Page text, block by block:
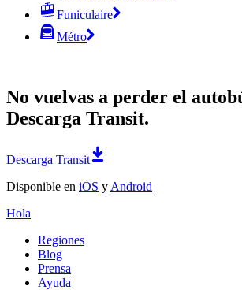
Funiculaire
Métro
No vuelvas a perder el
Descarga Transit.
Descarga Transit
Disponible en iOS y Android
Hola
Regiones
Blog
Prensa
Ayuda